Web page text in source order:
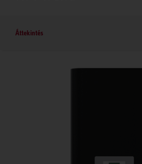
Áttekintés